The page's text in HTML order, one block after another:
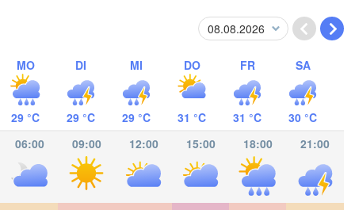
MO
29 °C
DI
29 °C
MI
29 °C
DO
31 °C
FR
31 °C
SA
30 °C
06:00 09:00 12:00 15:00 18:00 21:00
San José